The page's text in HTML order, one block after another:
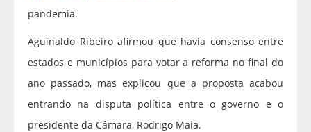
pandemia.
Aguinaldo Ribeiro afirmou que havia consenso entre
estados e municípios para votar a reforma no final do
ano passado, mas explicou que a proposta acabou
entrando na disputa política entre o governo e o
presidente da Câmara, Rodrigo Maia.